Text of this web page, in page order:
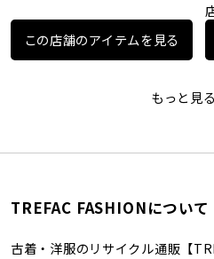
この店舗のアイテムを見る
もっと見る
TREFAC FASHIONについて
古着・洋服のリサイクル通販【